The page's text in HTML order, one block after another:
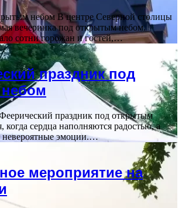
небом В центре Северной столицы
вечеринка под открытым небом.
сотни горожан и гостей,…
праздник под
праздник под открытым
сердца наполняются радостью, а
эмоции.…
мероприятие на